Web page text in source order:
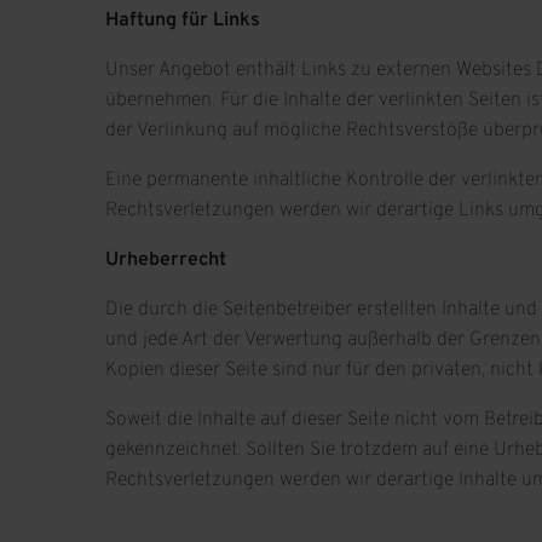
Haftung für Links
Unser Angebot enthält Links zu externen
übernehmen. Für die Inhalte der verlinkten Seiten
der Verlinkung auf mögliche Rechtsverstöße
Eine permanente inhaltliche Kontrolle der
Rechtsverletzungen werden wir derartige Links
Urheberrecht
Die durch die Seitenbetreiber erstellten Inhalte
und jede Art der Verwertung außerhalb der
Kopien dieser Seite sind nur für den privaten,
Soweit die Inhalte auf dieser Seite nicht vom
gekennzeichnet. Sollten Sie trotzdem auf eine
Rechtsverletzungen werden wir derartige Inhalte